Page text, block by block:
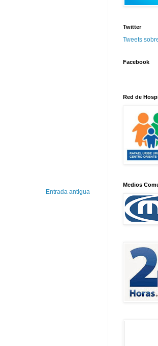
Entrada antigua
Twitter
Tweets
Facebook
Red de
Medios